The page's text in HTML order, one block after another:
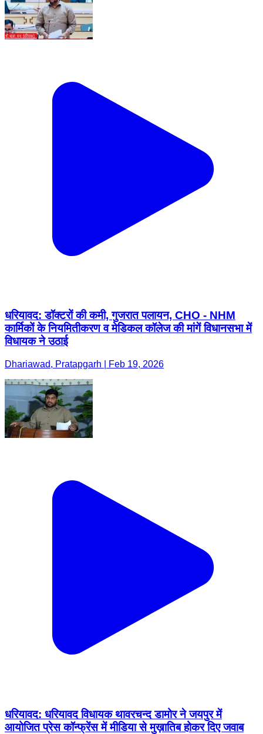
धरियावद: डॉक्टरों की कमी, गुजरात पलायन, CHO - NHM
कार्मिकों के नियमितीकरण व मेडिकल कॉलेज की मांगें विधानसभा में
विधायक ने उठाई
Dhariawad, Pratapgarh | Feb 19, 2026
धरियावद: धरियावद विधायक थावरचन्द डामोर ने जयपुर में
आयोजित प्रेस कॉन्फ्रेंस में मीडिया से मुख़ातिब होकर दिए जवाब